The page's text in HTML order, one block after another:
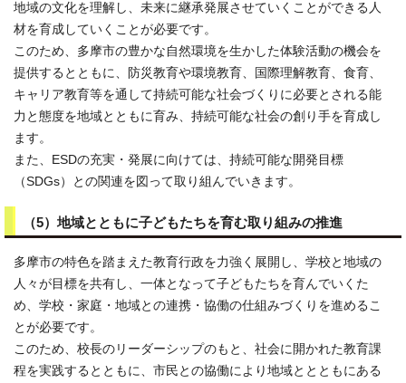
地域の文化を理解し、未来に継承発展させていくことができる人
材を育成していくことが必要です。
このため、多摩市の豊かな自然環境を生かした体験活動の機会を
提供するとともに、防災教育や環境教育、国際理解教育、食育、
キャリア教育等を通して持続可能な社会づくりに必要とされる能
力と態度を地域とともに育み、持続可能な社会の創り手を育成し
ます。
また、ESDの充実・発展に向けては、持続可能な開発目標
（SDGs）との関連を図って取り組んでいきます。
（5）地域とともに子どもたちを育む取り組みの推進
多摩市の特色を踏まえた教育行政を力強く展開し、学校と地域の
人々が目標を共有し、一体となって子どもたちを育んでいくた
め、学校・家庭・地域との連携・協働の仕組みづくりを進めるこ
とが必要です。
このため、校長のリーダーシップのもと、社会に開かれた教育課
程を実践するとともに、市民との協働により地域ととともにある